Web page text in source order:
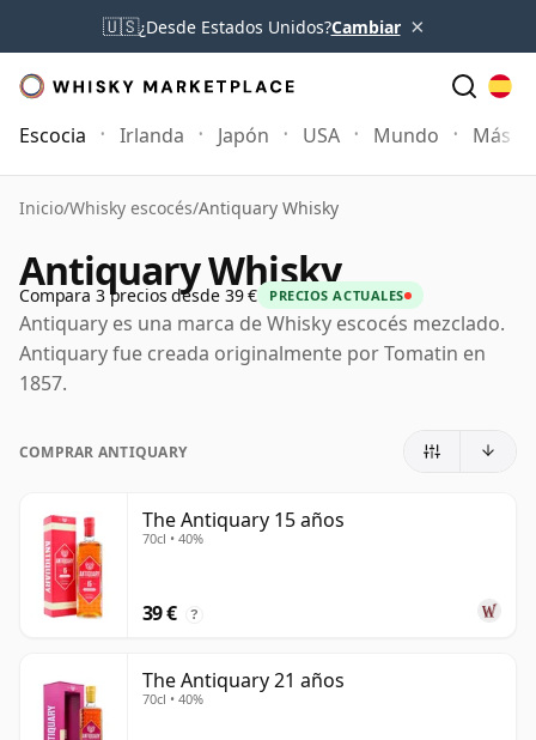
🇺🇸¿Desde Estados Unidos?Cambiar ×
Escocia Irlanda Japón USA Mundo Más
Inicio/Whisky escocés/Antiquary Whisky
Antiquary Whisky
Compara 3 precios desde 39 € PRECIOS ACTUALES
Antiquary es una marca de Whisky escocés mezclado.
Antiquary fue creada originalmente por Tomatin en
1857.
COMPRAR ANTIQUARY
The Antiquary 15 años
70cl • 40%
39 € ?
The Antiquary 21 años
70cl • 40%